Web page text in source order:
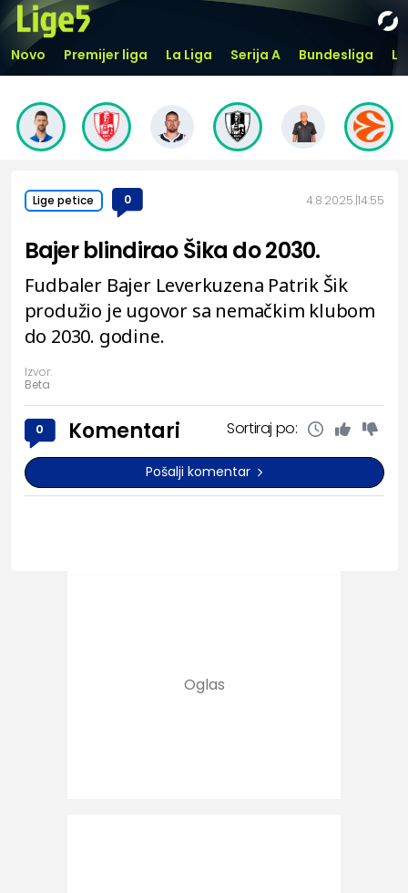
Novo Premijer liga La Liga Serija A Bundesliga
Lige petice 0 4.8.2025. 14:55
Bajer blindirao Šika do 2030.
Fudbaler Bajer Leverkuzena Patrik Šik
produžio je ugovor sa nemačkim klubom
do 2030. godine.
Izvor:
Beta
0 Komentari Sortiraj po:
Pošalji komentar